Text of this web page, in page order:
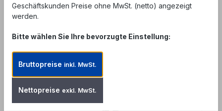
Produktgalerie überspringen
Accessory Items
%
Geschäftskunden Preise ohne MwSt. (netto) angezeigt
werden.
Bitte wählen Sie Ihre bevorzugte Einstellung:
Bruttopreise inkl. MwSt.
Nettopreise exkl. MwSt.